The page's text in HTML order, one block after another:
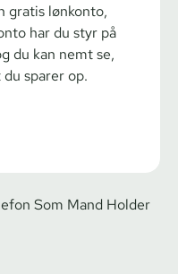
gratis lønkonto,
har du styr på
du kan nemt se,
sparer op.